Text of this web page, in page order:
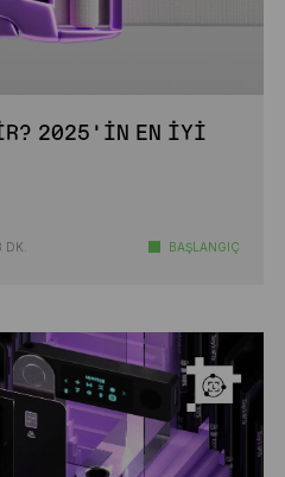
2025’IN EN İYI
DK. BAŞLANGIÇ